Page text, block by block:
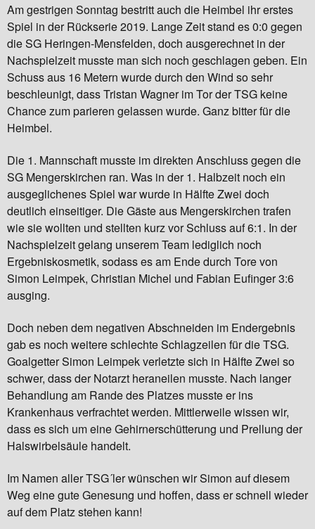
Am gestrigen Sonntag bestritt auch die Heimbel ihr erstes
Spiel in der Rückserie 2019. Lange Zeit stand es 0:0 gegen
die SG Heringen-Mensfelden, doch ausgerechnet in der
Nachspielzeit musste man sich noch geschlagen geben. Ein
Schuss aus 16 Metern wurde durch den Wind so sehr
beschleunigt, dass Tristan Wagner im Tor der TSG keine
Chance zum parieren gelassen wurde. Ganz bitter für die
Heimbel.
Die 1. Mannschaft musste im direkten Anschluss gegen die
SG Mengerskirchen ran. Was in der 1. Halbzeit noch ein
ausgeglichenes Spiel war wurde in Hälfte Zwei doch
deutlich einseitiger. Die Gäste aus Mengerskirchen trafen
wie sie wollten und stellten kurz vor Schluss auf 6:1. In der
Nachspielzeit gelang unserem Team lediglich noch
Ergebniskosmetik, sodass es am Ende durch Tore von
Simon Leimpek, Christian Michel und Fabian Eufinger 3:6
ausging.
Doch neben dem negativen Abschneiden im Endergebnis
gab es noch weitere schlechte Schlagzeilen für die TSG.
Goalgetter Simon Leimpek verletzte sich in Hälfte Zwei so
schwer, dass der Notarzt heraneilen musste. Nach langer
Behandlung am Rande des Platzes musste er ins
Krankenhaus verfrachtet werden. Mittlerweile wissen wir,
dass es sich um eine Gehirnerschütterung und Prellung der
Halswirbelsäule handelt.
Im Namen aller TSG´ler wünschen wir Simon auf diesem
Weg eine gute Genesung und hoffen, dass er schnell wieder
auf dem Platz stehen kann!